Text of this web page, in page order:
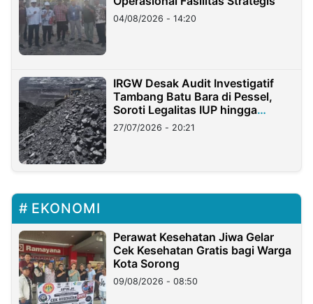
04/08/2026 - 14:20
IRGW Desak Audit Investigatif
Tambang Batu Bara di Pessel,
Soroti Legalitas IUP hingga
Stockpile
27/07/2026 - 20:21
EKONOMI
Perawat Kesehatan Jiwa Gelar
Cek Kesehatan Gratis bagi Warga
Kota Sorong
09/08/2026 - 08:50